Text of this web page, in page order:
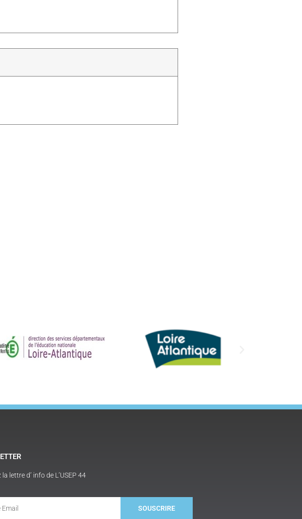
la lettre d’ info de L’USEP 44
SOUSCRIRE